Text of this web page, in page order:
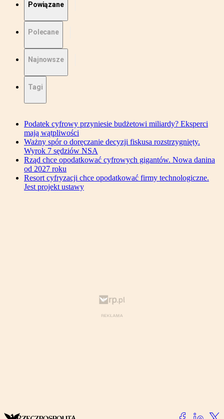
Powiązane
Polecane
Najnowsze
Tagi
Podatek cyfrowy przyniesie budżetowi miliardy? Eksperci
mają wątpliwości
Ważny spór o doręczanie decyzji fiskusa rozstrzygnięty.
Wyrok 7 sędziów NSA
Rząd chce opodatkować cyfrowych gigantów. Nowa danina
od 2027 roku
Resort cyfryzacji chce opodatkować firmy technologiczne.
Jest projekt ustawy